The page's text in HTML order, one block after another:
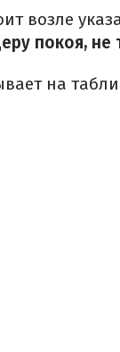
возле
покоя, не
на